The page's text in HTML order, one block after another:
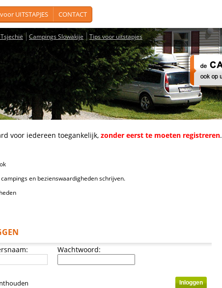
UITSTAPJES CONTACT
Campings Slowakije Tips voor uitstapjes
iedereen toegankelijk, zonder eerst te moeten registreren.
en bezienswaardigheden schrijven.
Wachtwoord: